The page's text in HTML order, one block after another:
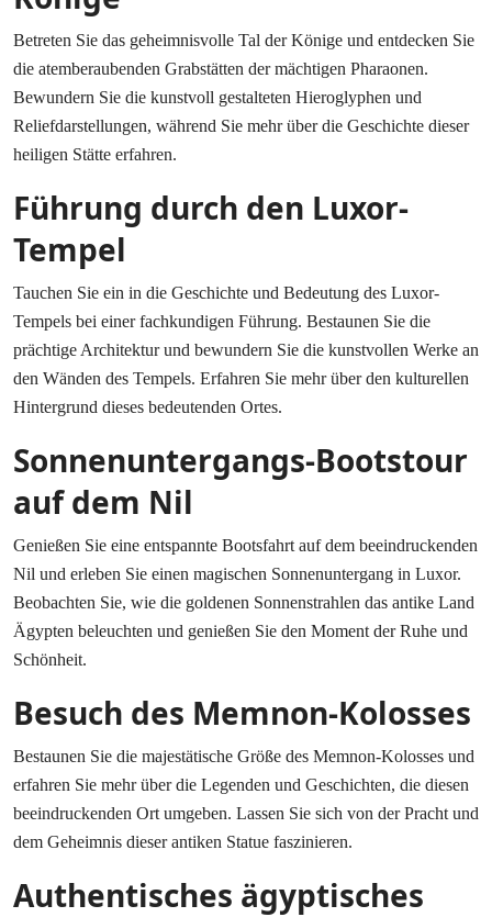
Betreten Sie das geheimnisvolle Tal der Könige und entdecken Sie
die atemberaubenden Grabstätten der mächtigen Pharaonen.
Bewundern Sie die kunstvoll gestalteten Hieroglyphen und
Reliefdarstellungen, während Sie mehr über die Geschichte dieser
heiligen Stätte erfahren.
Führung durch den Luxor-
Tempel
Tauchen Sie ein in die Geschichte und Bedeutung des Luxor-
Tempels bei einer fachkundigen Führung. Bestaunen Sie die
prächtige Architektur und bewundern Sie die kunstvollen Werke an
den Wänden des Tempels. Erfahren Sie mehr über den kulturellen
Hintergrund dieses bedeutenden Ortes.
Sonnenuntergangs-Bootstour
auf dem Nil
Genießen Sie eine entspannte Bootsfahrt auf dem beeindruckenden
Nil und erleben Sie einen magischen Sonnenuntergang in Luxor.
Beobachten Sie, wie die goldenen Sonnenstrahlen das antike Land
Ägypten beleuchten und genießen Sie den Moment der Ruhe und
Schönheit.
Besuch des Memnon-Kolosses
Bestaunen Sie die majestätische Größe des Memnon-Kolosses und
erfahren Sie mehr über die Legenden und Geschichten, die diesen
beeindruckenden Ort umgeben. Lassen Sie sich von der Pracht und
dem Geheimnis dieser antiken Statue faszinieren.
Authentisches ägyptisches